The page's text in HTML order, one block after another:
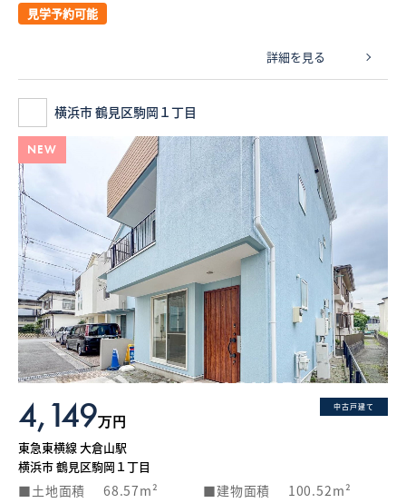
見学予約可能
詳細を見る
横浜市 鶴見区駒岡１丁目
NEW
中古戸建て
4,149万円
東急東横線 大倉山駅
横浜市 鶴見区駒岡１丁目
土地面積 68.57m² 建物面積
100.52m²